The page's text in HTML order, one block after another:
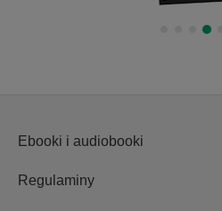
Ebooki i audiobooki
Regulaminy